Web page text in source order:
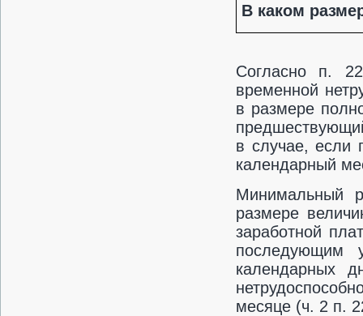
В каком
Согласно п.
временной
в размере
в случае, если
календарный
Минимальный
размере
заработной
последующим
календарных
месяце (ч. 2 п.